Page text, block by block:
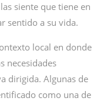
siente que tiene en
sentido a su vida.
local en donde
necesidades
dirigida. Algunas de
como una de